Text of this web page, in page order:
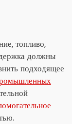
топливо,
должны
подходящее